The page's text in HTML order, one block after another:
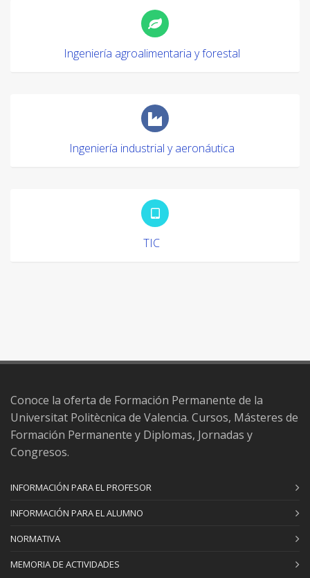
Ingeniería agroalimentaria y forestal
Ingeniería industrial y aeronáutica
TIC
Conoce la oferta de Formación Permanente de la
Universitat Politècnica de Valencia. Cursos, Másteres de
Formación Permanente y Diplomas, Jornadas y
Congresos.
INFORMACIÓN PARA EL PROFESOR
INFORMACIÓN PARA EL ALUMNO
NORMATIVA
MEMORIA DE ACTIVIDADES